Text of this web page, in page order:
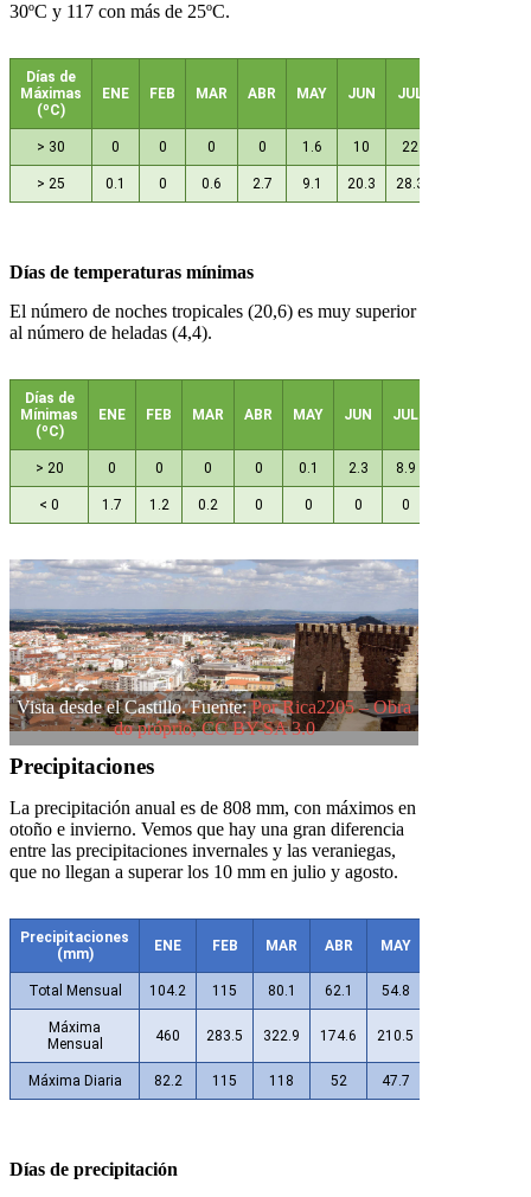
30ºC y 117 con más de 25ºC.
Días de
Máximas
(ºC)
ENE FEB MAR ABR MAY JUN JUL
> 30 0 0 0 0 1.6 10 22
> 25 0.1 0 0.6 2.7 9.1 20.3 28.3
Días de temperaturas mínimas
El número de noches tropicales (20,6) es muy superior
al número de heladas (4,4).
Días de
Mínimas
(ºC)
ENE FEB MAR ABR MAY JUN JUL
> 20 0 0 0 0 0.1 2.3 8.9
< 0 1.7 1.2 0.2 0 0 0 0
Vista desde el Castillo. Fuente:Por Rica2205 – Obra
do próprio, CC BY-SA 3.0
Precipitaciones
La precipitación anual es de 808 mm, con máximos en
otoño e invierno. Vemos que hay una gran diferencia
entre las precipitaciones invernales y las veraniegas,
que no llegan a superar los 10 mm en julio y agosto.
Precipitaciones
(mm)
ENE FEB MAR ABR MAY
Total Mensual 104.2 115 80.1 62.1 54.8
Máxima
Mensual
460 283.5 322.9 174.6 210.5
Máxima Diaria 82.2 115 118 52 47.7
Días de precipitación